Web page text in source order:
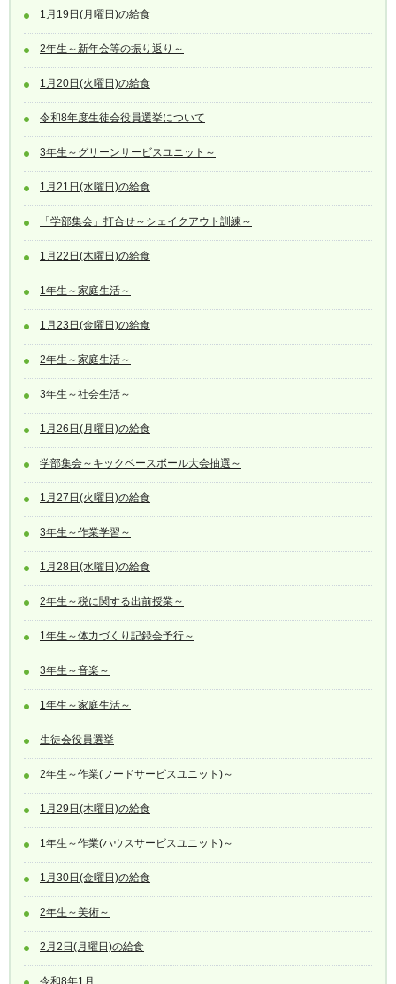
1月19日(月曜日)の給食
2年生～新年会等の振り返り～
1月20日(火曜日)の給食
令和8年度生徒会役員選挙について
3年生～グリーンサービスユニット～
1月21日(水曜日)の給食
「学部集会」打合せ～シェイクアウト訓練～
1月22日(木曜日)の給食
1年生～家庭生活～
1月23日(金曜日)の給食
2年生～家庭生活～
3年生～社会生活～
1月26日(月曜日)の給食
学部集会～キックベースボール大会抽選～
1月27日(火曜日)の給食
3年生～作業学習～
1月28日(水曜日)の給食
2年生～税に関する出前授業～
1年生～体力づくり記録会予行～
3年生～音楽～
1年生～家庭生活～
生徒会役員選挙
2年生～作業(フードサービスユニット)～
1月29日(木曜日)の給食
1年生～作業(ハウスサービスユニット)～
1月30日(金曜日)の給食
2年生～美術～
2月2日(月曜日)の給食